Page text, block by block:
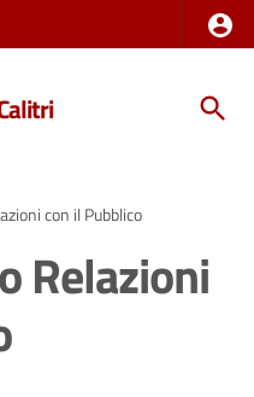
con il Pubblico
Relazioni